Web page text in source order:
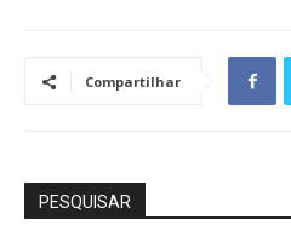
Compartilhar
PESQUISAR